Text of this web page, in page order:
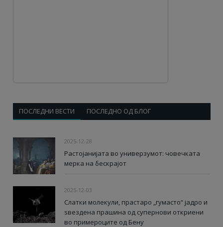
ПОСЛЕДНИ ВЕСТИ ПОСЛЕДНО ОД БЛОГ
2025-12-28
Растојанијата во универзумот: човечката
мерка на бескрајот
2025-12-03
Слатки молекули, прастаро „гумасто“ јадро и
ѕвездена прашина од супернови откриени
во примероците од Бену